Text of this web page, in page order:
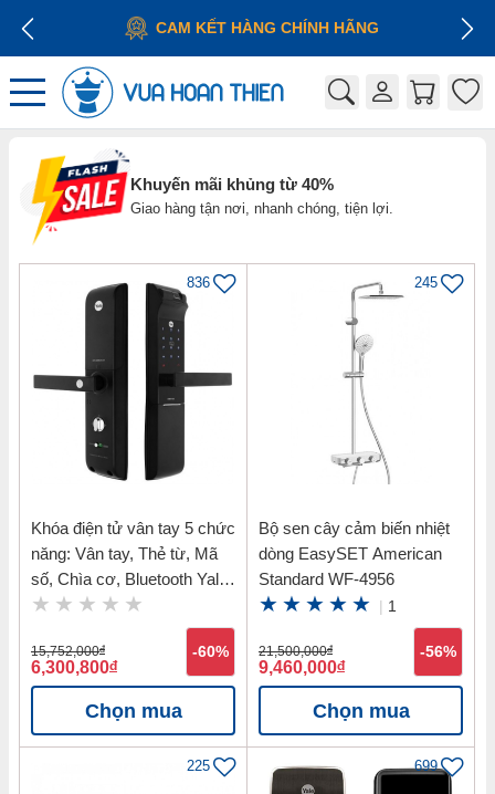
CAM KẾT HÀNG CHÍNH HÃNG
Khuyến mãi khủng từ 40%
Giao hàng tận nơi, nhanh chóng, tiện lợi.
836
Khóa điện tử vân tay 5 chức
năng: Vân tay, Thẻ từ, Mã
số, Chìa cơ, Bluetooth Yale
YDM7116 MB
15,752,000đ
6,300,800đ
-60%
Chọn mua
245
Bộ sen cây cảm biến nhiệt
dòng EasySET American
Standard WF-4956
| 1
21,500,000đ
9,460,000đ
-56%
Chọn mua
225 699